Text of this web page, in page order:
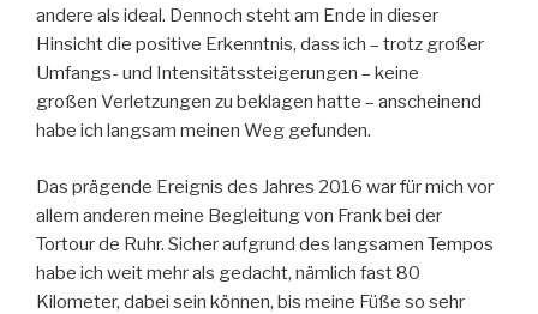
andere als ideal. Dennoch steht am Ende in dieser
Hinsicht die positive Erkenntnis, dass ich – trotz großer
Umfangs- und Intensitätssteigerungen – keine
großen Verletzungen zu beklagen hatte – anscheinend
habe ich langsam meinen Weg gefunden.
Das prägende Ereignis des Jahres 2016 war für mich vor
allem anderen meine Begleitung von Frank bei der
Tortour de Ruhr. Sicher aufgrund des langsamen Tempos
habe ich weit mehr als gedacht, nämlich fast 80
Kilometer, dabei sein können, bis meine Füße so sehr